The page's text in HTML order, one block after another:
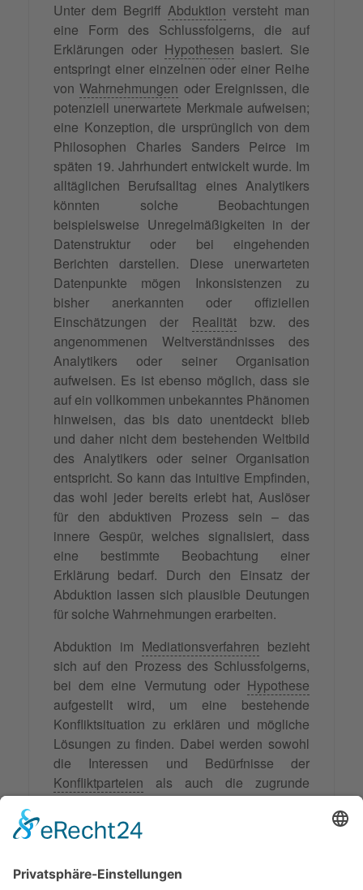
Unter dem Begriff Abduktion versteht man
eine Form des Schlussfolgerns, die auf
Erklärungen oder Hypothesen basiert. Sie
entspringt einer einzelnen oder einer Reihe
vonWahrnehmungen oder Ereignissen, die
potenziell unerwartete Merkmale aufweisen;
eine Konzeption, die ursprünglich von dem
Philosophen Charles Sanders Peirce im
späten 19. Jahrhundert entwickelt wurde. Im
alltäglichen Berufsalltag eines Analytikers
könnten solche Beobachtungen
beispielsweise Unregelmäßigkeiten in der
Datenstruktur oder bei eingehenden
Berichten darstellen. Diese unerwarteten
Datenpunkte mögen Inkonsistenzen zu
bisher anerkannten oder offiziellen
Einschätzungen der Realitätbzw. des
angenommenen Weltverständnisses des
Analytikers oder seiner Organisation
aufweisen. Es ist ebenso möglich, dass sie
auf ein vollkommen unbekanntes Phänomen
hinweisen, das bis dato unentdeckt blieb
und daher nicht dem bestehenden Weltbild
des Analytikers oder seiner Organisation
entspricht. So kann das intuitive Empfinden,
das wohl jeder bereits erlebt hat, Auslöser
für den abduktiven Prozess sein – das
innere Gespür, welches signalisiert, dass
eine bestimmte Beobachtung einer
Erklärung bedarf. Durch den Einsatz der
Abduktion lassen sich plausible Deutungen
für solche Wahrnehmungen erarbeiten.
Abduktion im Mediationsverfahren bezieht
sich auf den Prozess des Schlussfolgerns,
bei dem eine Vermutung oder Hypothese
aufgestellt wird, um eine bestehende
Konfliktsituation zu erklären und mögliche
Lösungen zu finden. Dabei werden sowohl
die Interessen und Bedürfnisse der
Konfliktparteien als auch die zugrunde
liegenden Ursachen undDynamikendes
Konfliktsberücksichtigt. Die Abduktion im
Mediationsverfahren ermöglicht es, neue
finden, die zu einer nachhaltigen